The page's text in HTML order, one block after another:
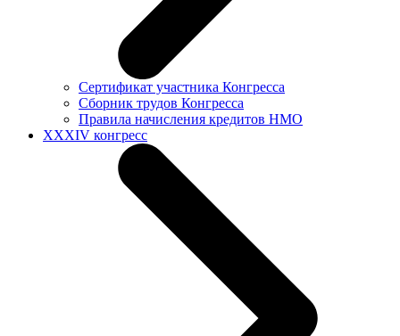
Сертификат участника Конгресса
Сборник трудов Конгресса
Правила начисления кредитов НМО
XXXIV конгресс